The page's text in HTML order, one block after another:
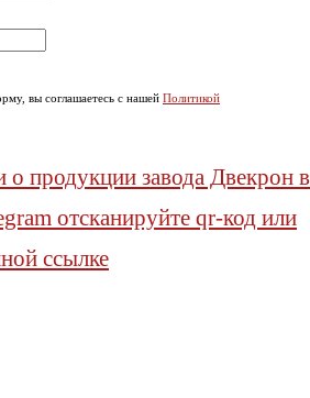
вы соглашаетесь с нашей Политикой
о продукции завода Двекрон в
отсканируйте qr-код или
ссылке